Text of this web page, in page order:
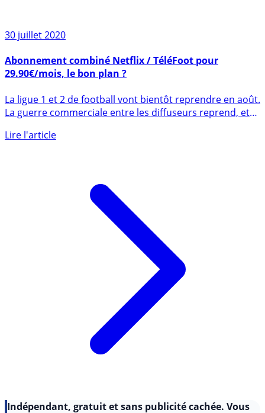
30 juillet 2020
29.90€/mois, le bon plan ?
La guerre commerciale entre les diffuseurs reprend, et